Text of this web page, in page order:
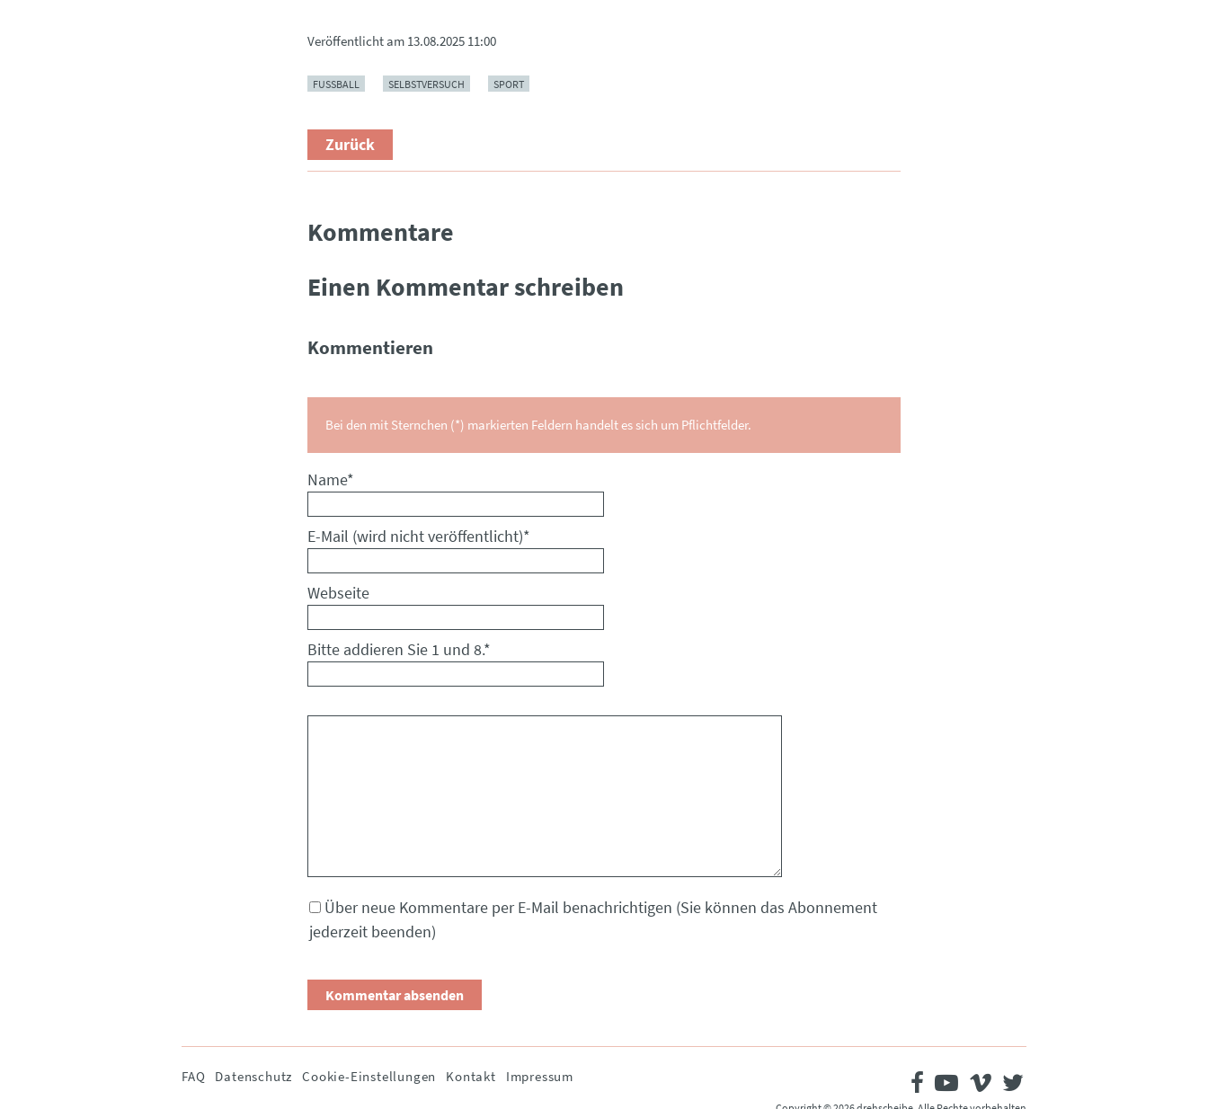
Veröffentlicht am 13.08.2025 11:00
FUSSBALL SELBSTVERSUCH SPORT
Zurück
Kommentare
Einen Kommentar schreiben
Kommentieren
Bei den mit Sternchen (*) markierten Feldern handelt es sich um Pflichtfelder.
Pflichtfeld
Name*
Pflichtfeld
E-Mail (wird nicht veröffentlicht)*
Webseite
Bitte addieren Sie 1 und 8.*
Über neue Kommentare per E-Mail benachrichtigen (Sie können das Abonnement
jederzeit beenden)
Navigation
FAQ Datenschutz Cookie-Einstellungen Kontakt Impressum